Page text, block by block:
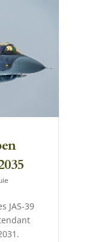
JAS-39